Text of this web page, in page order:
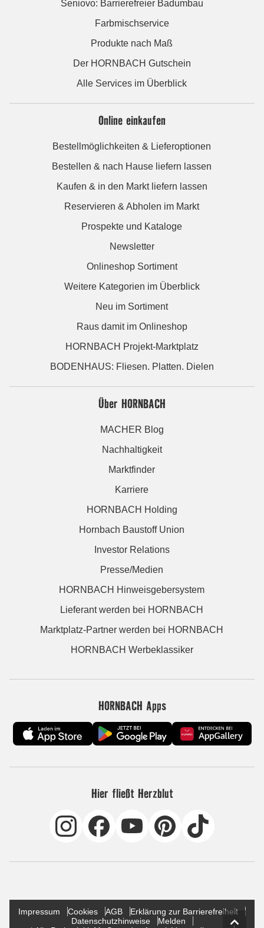
Seniovo: Barrierefreier Badumbau
Farbmischservice
Produkte nach Maß
Der HORNBACH Gutschein
Alle Services im Überblick
Online einkaufen
Bestellmöglichkeiten & Lieferoptionen
Bestellen & nach Hause liefern lassen
Kaufen & in den Markt liefern lassen
Reservieren & Abholen im Markt
Prospekte und Kataloge
Newsletter
Onlineshop Sortiment
Weitere Kategorien im Überblick
Neu im Sortiment
Raus damit im Onlineshop
HORNBACH Projekt-Marktplatz
BODENHAUS: Fliesen. Platten. Dielen
Über HORNBACH
MACHER Blog
Nachhaltigkeit
Marktfinder
Karriere
HORNBACH Holding
Hornbach Baustoff Union
Investor Relations
Presse/Medien
HORNBACH Hinweisgebersystem
Lieferant werden bei HORNBACH
Marktplatz-Partner werden bei HORNBACH
HORNBACH Werbeklassiker
HORNBACH Apps
Hier fließt Herzblut
Impressum Cookies AGB
Erklärung zur Barrierefreiheit
Datenschutzhinweise
Melden